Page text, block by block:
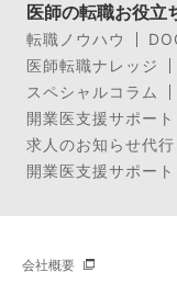
医師の転職お役立
転職ノウハウ
医師転職ナレッジ
スペシャルコラム
開業医支援サポート
求人のお知らせ代行
開業医支援サポー
会社概要